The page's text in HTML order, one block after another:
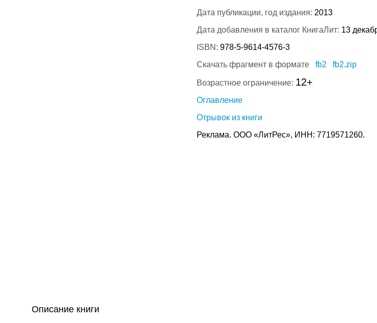
Дата публикации, год издания: 2013
Дата добавления в каталог КнигаЛит: 13
ISBN: 978-5-9614-4576-3
Скачать фрагмент в формате
fb2 fb2.zip
Возрастное ограничение: 12+
Оглавление
Отрывок из книги
Реклама. ООО «ЛитРес», ИНН: 7719571260.
Описание книги